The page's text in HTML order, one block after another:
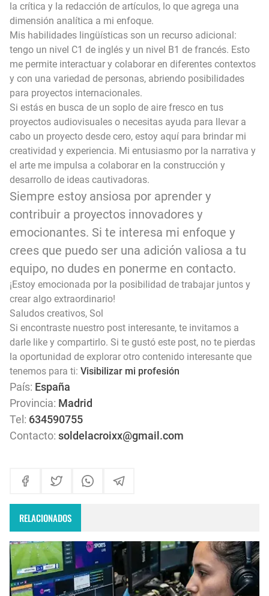
la crítica y la redacción de artículos, lo que agrega una
dimensión analítica a mi enfoque.
Mis habilidades lingüísticas son un recurso adicional:
tengo un nivel C1 de inglés y un nivel B1 de francés. Esto
me permite interactuar y colaborar en diferentes contextos
y con una variedad de personas, abriendo posibilidades
para proyectos internacionales.
Si estás en busca de un soplo de aire fresco en tus
proyectos audiovisuales o necesitas ayuda para llevar a
cabo un proyecto desde cero, estoy aquí para brindar mi
creatividad y experiencia. Mi entusiasmo por la narrativa y
el arte me impulsa a colaborar en la construcción y
desarrollo de ideas cautivadoras.
Siempre estoy ansiosa por aprender y
contribuir a proyectos innovadores y
emocionantes. Si te interesa mi enfoque y
crees que puedo ser una adición valiosa a tu
equipo, no dudes en ponerme en contacto.
¡Estoy emocionada por la posibilidad de trabajar juntos y
crear algo extraordinario!
Saludos creativos, Sol
Si encontraste nuestro post interesante, te invitamos a
darle like y compartirlo. Si te gustó este post, no te pierdas
la oportunidad de explorar otro contenido interesante que
tenemos para ti: Visibilizar mi profesión
País: España
Provincia: Madrid
Tel: 634590755
Contacto: soldelacroixx@gmail.com
RELACIONADOS